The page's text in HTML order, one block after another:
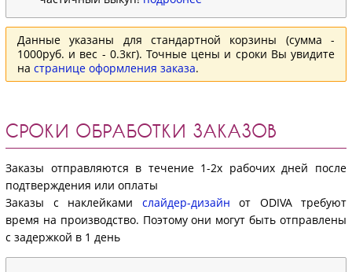
Данные указаны для стандартной корзины (сумма -
1000руб. и вес - 0.3кг). Точные цены и сроки Вы увидите
на странице оформления заказа.
СРОКИ ОБРАБОТКИ ЗАКАЗОВ
Заказы отправляются в течение 1-2х рабочих дней после
подтверждения или оплаты
Заказы с наклейками слайдер-дизайн от ODIVA требуют
время на производство. Поэтому они могут быть отправлены
с задержкой в 1 день